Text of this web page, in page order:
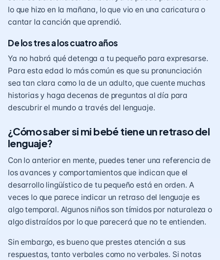
lo que hizo en la mañana, lo que vio en una caricatura o
cantar la canción que aprendió.
De los tres a los cuatro años
Ya no habrá qué detenga a tu pequeño para expresarse.
Para esta edad lo más común es que su pronunciación
sea tan clara como la de un adulto, que cuente muchas
historias y haga decenas de preguntas al día para
descubrir el mundo a través del lenguaje.
¿Cómo saber si mi bebé tiene un retraso del
lenguaje?
Con lo anterior en mente, puedes tener una referencia de
los avances y comportamientos que indican que el
desarrollo lingüístico de tu pequeño está en orden. A
veces lo que parece indicar un retraso del lenguaje es
algo temporal. Algunos niños son tímidos por naturaleza o
algo distraídos por lo que parecerá que no te entienden.
Sin embargo, es bueno que prestes atención a sus
respuestas, tanto verbales como no verbales. Si notas